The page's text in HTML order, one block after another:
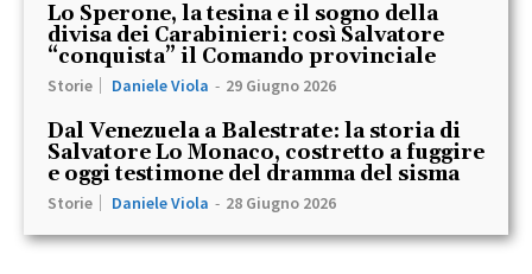
Lo Sperone, la tesina e il sogno della
divisa dei Carabinieri: così Salvatore
“conquista” il Comando provinciale
Storie Daniele Viola - 29 Giugno 2026
Dal Venezuela a Balestrate: la storia di
Salvatore Lo Monaco, costretto a fuggire
e oggi testimone del dramma del sisma
Storie Daniele Viola - 28 Giugno 2026